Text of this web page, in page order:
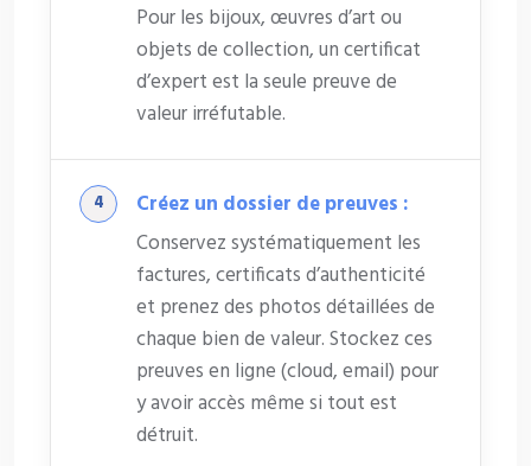
Pour les bijoux, œuvres d’art ou
objets de collection, un certificat
d’expert est la seule preuve de
valeur irréfutable.
Créez un dossier de preuves :
Conservez systématiquement les
factures, certificats d’authenticité
et prenez des photos détaillées de
chaque bien de valeur. Stockez ces
preuves en ligne (cloud, email) pour
y avoir accès même si tout est
détruit.